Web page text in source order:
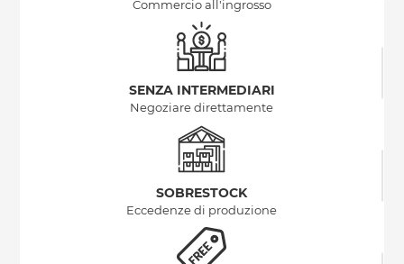
Commercio all'ingrosso
SENZA INTERMEDIARI
Negoziare direttamente
SOBRESTOCK
Eccedenze di produzione